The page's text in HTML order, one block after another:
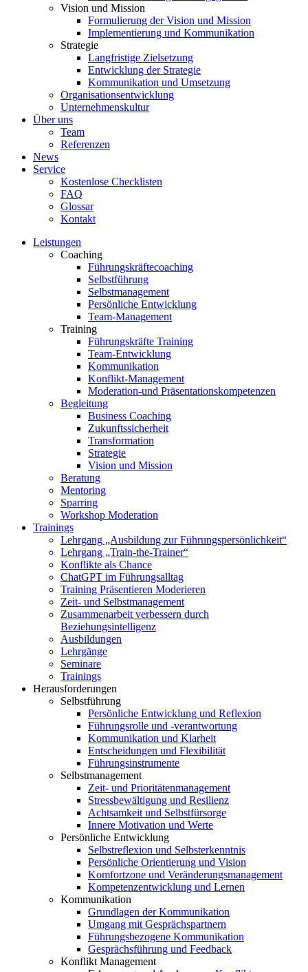
Vision und Mission
Formulierung der Vision und Mission
Implementierung und Kommunikation
Strategie
Langfristige Zielsetzung
Entwicklung der Strategie
Kommunikation und Umsetzung
Organisationsentwicklung
Unternehmenskultur
Über uns
Team
Referenzen
News
Service
Kostenlose Checklisten
FAQ
Glossar
Kontakt
Leistungen
Coaching
Führungskräftecoaching
Selbstführung
Selbstmanagement
Persönliche Entwicklung
Team-Management
Training
Führungskräfte Training
Team-Entwicklung
Kommunikation
Konflikt-Management
Moderation-und Präsentationskompetenzen
Begleitung
Business Coaching
Zukunftssicherheit
Transformation
Strategie
Vision und Mission
Beratung
Mentoring
Sparring
Workshop Moderation
Trainings
Lehrgang „Ausbildung zur Führungspersönlichkeit“
Lehrgang „Train-the-Trainer“
Konflikte als Chance
ChatGPT im Führungsalltag
Training Präsentieren Moderieren
Zeit- und Selbstmanagement
Zusammenarbeit verbessern durch
Beziehungsintelligenz
Ausbildungen
Lehrgänge
Seminare
Trainings
Herausforderungen
Selbstführung
Persönliche Entwicklung und Reflexion
Führungsrolle und -verantwortung
Kommunikation und Klarheit
Entscheidungen und Flexibilität
Führungsinstrumente
Selbstmanagement
Zeit- und Prioritätenmanagement
Stressbewältigung und Resilienz
Achtsamkeit und Selbstfürsorge
Innere Motivation und Werte
Persönliche Entwicklung
Selbstreflexion und Selbsterkenntnis
Persönliche Orientierung und Vision
Komfortzone und Veränderungsmanagement
Kompetenzentwicklung und Lernen
Kommunikation
Grundlagen der Kommunikation
Umgang mit Gesprächspartnern
Führungsbezogene Kommunikation
Gesprächsführung und Feedback
Konflikt Management